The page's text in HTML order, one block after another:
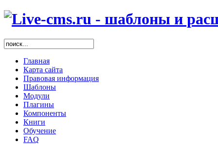
Главная
Карта сайта
Правовая информация
Шаблоны
Модули
Плагины
Компоненты
Книги
Обучение
FAQ